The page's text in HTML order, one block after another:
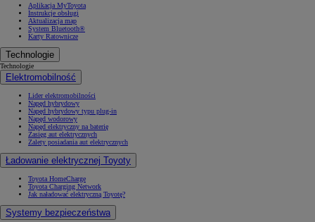
Aplikacja MyToyota
Instrukcje obsługi
Aktualizacja map
System Bluetooth®
Karty Ratownicze
Technologie
Technologie
Elektromobilność
Lider elektromobilności
Napęd hybrydowy
Napęd hybrydowy typu plug-in
Napęd wodorowy
Napęd elektryczny na baterię
Zasięg aut elektrycznych
Zalety posiadania aut elektrycznych
Ładowanie elektrycznej Toyoty
Toyota HomeCharge
Toyota Charging Network
Jak naładować elektryczną Toyotę?
Systemy bezpieczeństwa